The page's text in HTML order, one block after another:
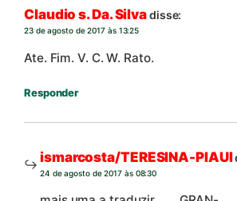
Claudio s. Da. Silvadisse:
23 de agosto de 2017 às 13:25
Ate. Fim. V. C. W. Rato.
Responder
ismarcosta/TERESINA-PIAUI
24 de agosto de 2017 às 08:30